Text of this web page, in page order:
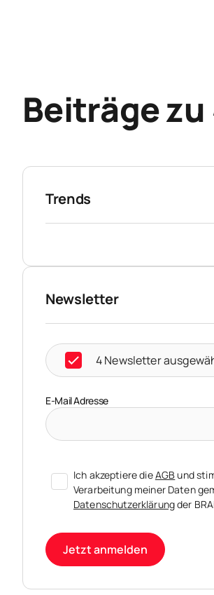
Beiträge
Trends
Newsletter
4 Newsletter
E-Mail Adresse
Ich akzeptiere dieAGBund
Verarbeitung meiner Daten
Datenschutzerklärungder
Jetzt anmelden